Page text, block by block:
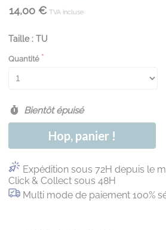
14,00 € TVA incluse
Taille : TU
Quantité
Bientôt épuisé
Hop, panier !
Expédition sous 72H depuis le
Click & Collect sous 48H
Multi mode de paiement 100%